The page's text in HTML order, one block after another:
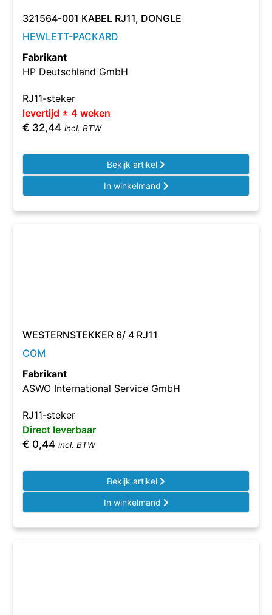
321564-001 KABEL RJ11, DONGLE
HEWLETT-PACKARD
Fabrikant
HP Deutschland GmbH
RJ11-steker
levertijd ± 4 weken
€ 32,44 incl. BTW
Bekijk artikel
In winkelmand
WESTERNSTEKKER 6/ 4 RJ11
COM
Fabrikant
ASWO International Service GmbH
RJ11-steker
Direct leverbaar
€ 0,44 incl. BTW
Bekijk artikel
In winkelmand